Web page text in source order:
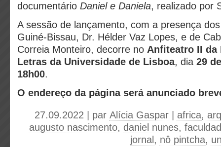
documentário Daniel e Daniela, realizado por
A sessão de lançamento, com a presença
Guiné-Bissau, Dr. Hélder Vaz Lopes, e de
Correia Monteiro, decorre no Anfiteatro II da
Letras da Universidade de Lisboa, dia 29
18h00.
O endereço da página será anunciado
27.09.2022 | par Alícia Gaspar africa,
augusto nascimento, daniel nunes,
jornal , nô pintcha,